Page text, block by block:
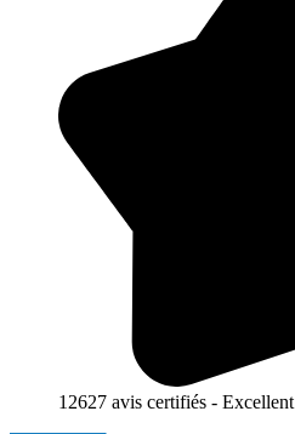
12627 avis certifiés - Excellent